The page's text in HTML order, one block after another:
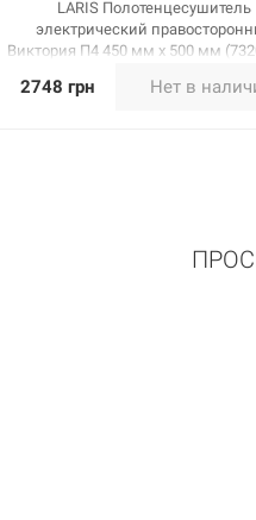
LARIS Полотенцесушитель
электрический
Виктория П4 450 мм х 500 мм
2748 грн Нет в